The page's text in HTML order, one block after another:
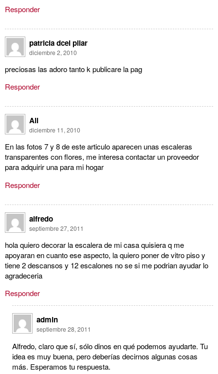
Responder
patricia dcel pilar
diciembre 2, 2010
preciosas las adoro tanto k publicare la pag
Responder
Ali
diciembre 11, 2010
En las fotos 7 y 8 de este articulo aparecen unas escaleras
transparentes con flores, me interesa contactar un proveedor
para adquirir una para mi hogar
Responder
alfredo
septiembre 27, 2011
hola quiero decorar la escalera de mi casa quisiera q me
apoyaran en cuanto ese aspecto, la quiero poner de vitro piso y
tiene 2 descansos y 12 escalones no se si me podrian ayudar lo
agradeceria
Responder
admin
septiembre 28, 2011
Alfredo, claro que sí, sólo dinos en qué podemos ayudarte. Tu
idea es muy buena, pero deberías decirnos algunas cosas
más. Esperamos tu respuesta.